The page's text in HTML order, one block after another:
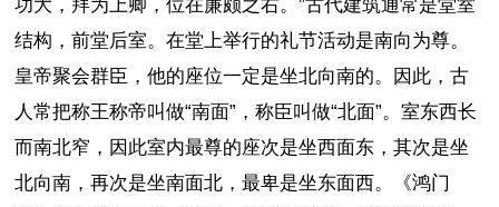
功大，拜为上卿，位在廉颇之右。”古代建筑通常是堂室
结构，前堂后室。在堂上举行的礼节活动是南向为尊。
皇帝聚会群臣，他的座位一定是坐北向南的。因此，古
人常把称王称帝叫做“南面”，称臣叫做“北面”。室东西长
而南北窄，因此室内最尊的座次是坐西面东，其次是坐
北向南，再次是坐南面北，最卑是坐东面西。《鸿门